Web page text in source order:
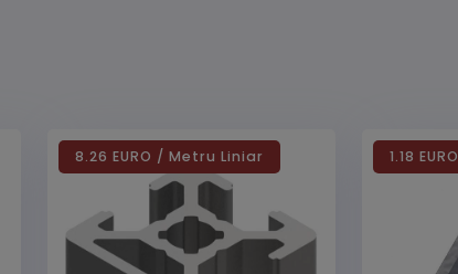
8.26 EURO / Metru Liniar 1.18 EURO